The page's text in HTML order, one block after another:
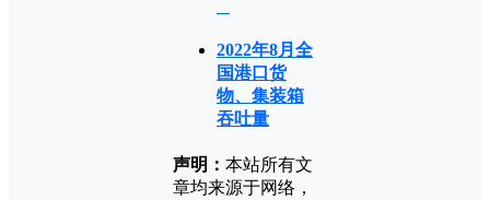
2022年8月全
国港口货
物、集装箱
吞吐量
声明： 本站所有文
章均来源于网络，